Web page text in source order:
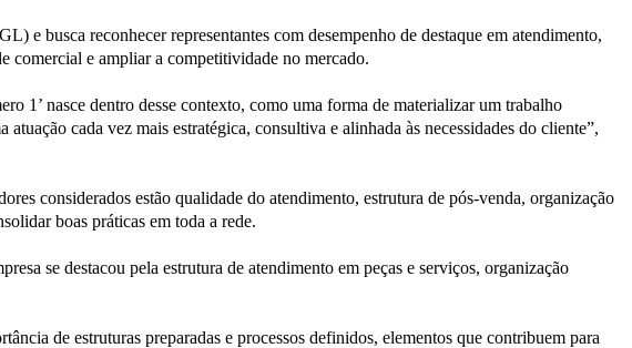
busca reconhecer representantes com desempenho de destaque em atendimento,
comercial e ampliar a competitividade no mercado.
1’ nasce dentro desse contexto, como uma forma de materializar um trabalho
cada vez mais estratégica, consultiva e alinhada às necessidades do cliente”,
considerados estão qualidade do atendimento, estrutura de pós-venda, organização
boas práticas em toda a rede.
se destacou pela estrutura de atendimento em peças e serviços, organização
de estruturas preparadas e processos definidos, elementos que contribuem para